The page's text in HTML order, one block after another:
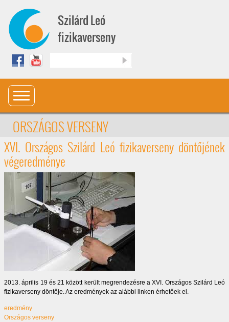
Szilárd Leó
fizikaverseny
ORSZÁGOS VERSENY
XVI. Országos Szilárd Leó fizikaverseny döntőjének
végeredménye
2013. április 19 és 21 között került megrendezésre a XVI. Országos Szilárd Leó
fizikaverseny döntője. Az eredmények az alábbi linken érhetőek el.
eredmény
Országos verseny